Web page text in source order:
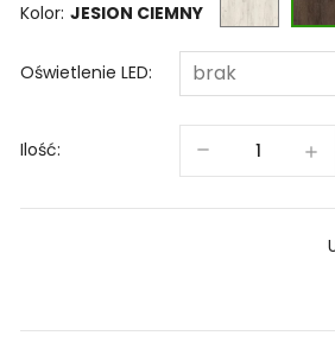
Kolor:
Oświetlenie LED:
Ilość: